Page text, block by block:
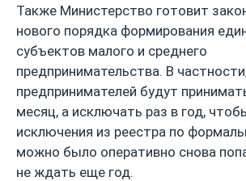
Также Министерство готовит
нового порядка формирования
субъектов малого и среднего
предпринимательства. В
предпринимателей будут
месяц, а исключать раз в год,
исключения из реестра по
можно было оперативно снова
не ждать еще год.